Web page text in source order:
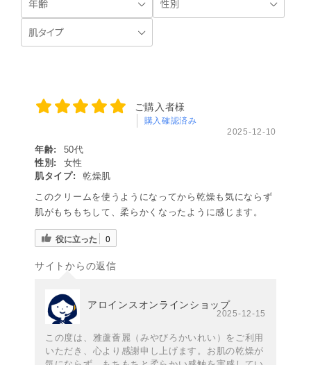
ご購入者様
購入確認済み
2025-12-10
年齢:
50代
性別:
女性
肌タイプ:
乾燥肌
このクリームを使うようになってから乾燥も気にならず
肌がもちもちして、柔らかくなったように感じます。
役に立った 0
サイトからの返信
アロインスオンラインショップ
2025-12-15
この度は、雅蘆薈麗（みやびろかいれい）をご利用
いただき、心より感謝申し上げます。お肌の乾燥が